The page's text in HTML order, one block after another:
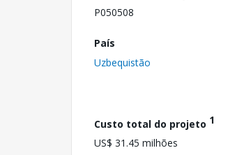
P050508
País
Uzbequistão
Custo total do projeto 1
US$ 31.45 milhões